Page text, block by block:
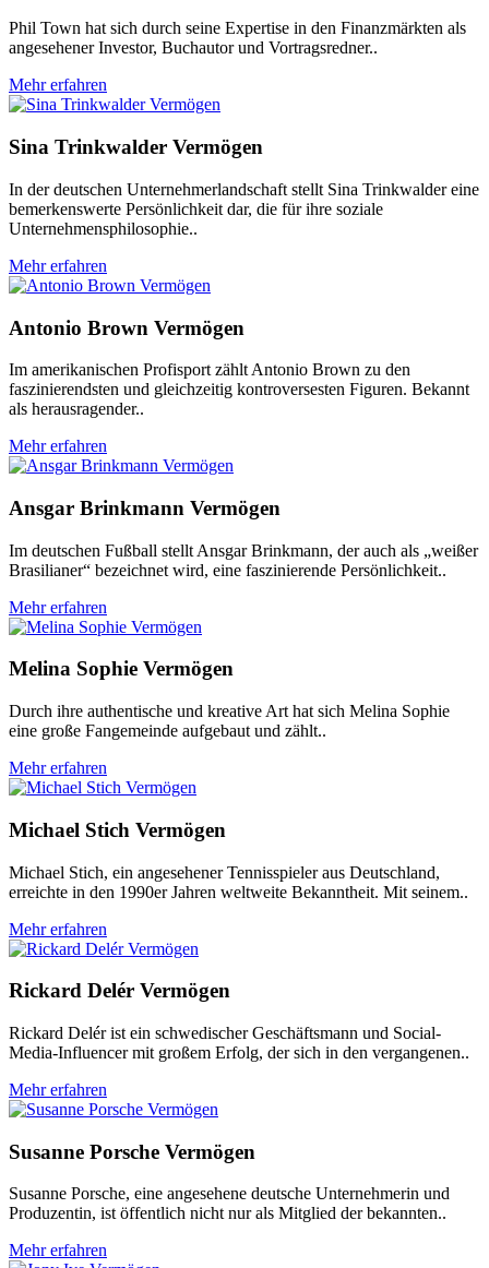
Phil Town hat sich durch seine Expertise in den Finanzmärkten als
angesehener Investor, Buchautor und Vortragsredner..
Mehr erfahren
Sina Trinkwalder Vermögen
In der deutschen Unternehmerlandschaft stellt Sina Trinkwalder eine
bemerkenswerte Persönlichkeit dar, die für ihre soziale
Unternehmensphilosophie..
Mehr erfahren
Antonio Brown Vermögen
Im amerikanischen Profisport zählt Antonio Brown zu den
faszinierendsten und gleichzeitig kontroversesten Figuren. Bekannt
als herausragender..
Mehr erfahren
Ansgar Brinkmann Vermögen
Im deutschen Fußball stellt Ansgar Brinkmann, der auch als „weißer
Brasilianer“ bezeichnet wird, eine faszinierende Persönlichkeit..
Mehr erfahren
Melina Sophie Vermögen
Durch ihre authentische und kreative Art hat sich Melina Sophie
eine große Fangemeinde aufgebaut und zählt..
Mehr erfahren
Michael Stich Vermögen
Michael Stich, ein angesehener Tennisspieler aus Deutschland,
erreichte in den 1990er Jahren weltweite Bekanntheit. Mit seinem..
Mehr erfahren
Rickard Delér Vermögen
Rickard Delér ist ein schwedischer Geschäftsmann und Social-
Media-Influencer mit großem Erfolg, der sich in den vergangenen..
Mehr erfahren
Susanne Porsche Vermögen
Susanne Porsche, eine angesehene deutsche Unternehmerin und
Produzentin, ist öffentlich nicht nur als Mitglied der bekannten..
Mehr erfahren